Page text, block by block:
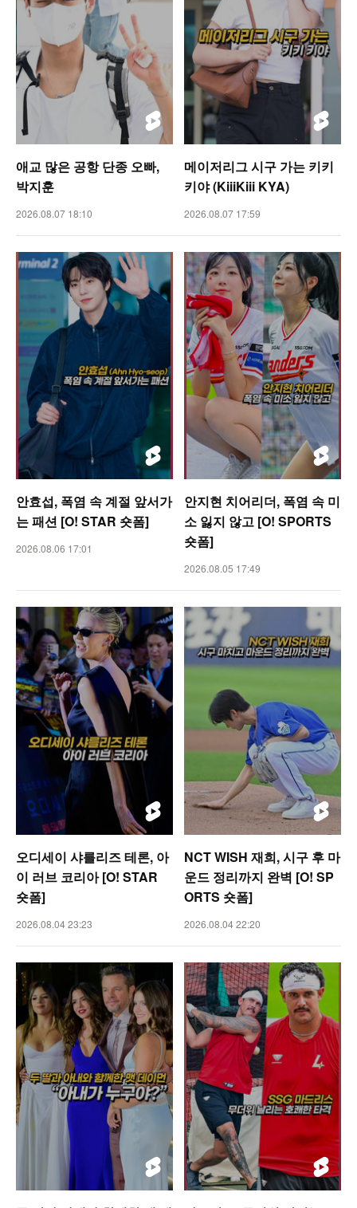
애교 많은 공항 단종 오빠,
박지훈
2026.08.07 18:10
메이저리그 시구 가는 키키
키야 (KiiiKiii KYA)
2026.08.07 17:59
안효섭, 폭염 속 계절 앞서가
는 패션 [O! STAR 숏폼]
2026.08.06 17:01
안지현 치어리더, 폭염 속 미
소 잃지 않고 [O! SPORTS
숏폼]
2026.08.05 17:49
오디세이 샤를리즈 테론, 아
이 러브 코리아 [O! STAR
숏폼]
2026.08.04 23:23
NCT WISH 재희, 시구 후 마
운드 정리까지 완벽 [O! SP
ORTS 숏폼]
2026.08.04 22:20